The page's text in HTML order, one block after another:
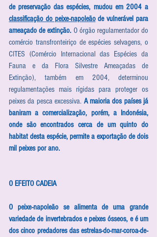
classificação do peixe-napoleão de vulnerável para
ameaçado de extinção. O órgão regulamentador do
comércio transfronteiriço de espécies selvagens, o
CITES (Comércio Internacional das Espécies da
Fauna e da Flora Silvestre Ameaçadas de
Extinção), também em 2004, determinou
regulamentações mais rígidas para proteger os
peixes da pesca excessiva. A maioria dos países já
baniram a comercialização, porém, a Indonésia,
onde são encontrados cerca de um quinto do
habitat desta espécie, permite a exportação de dois
mil peixes por ano.
O EFEITO CADEIA
O peixe-napoleão se alimenta de uma grande
variedade de invertebrados e peixes ósseos, e é um
dos cinco predadores das estrelas-do-mar-coroa-de-